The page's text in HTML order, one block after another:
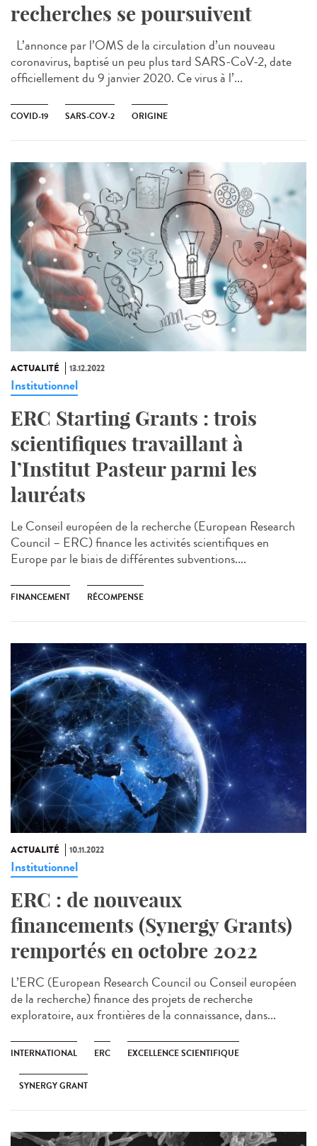
recherches se poursuivent
L’annonce par l’OMS de la circulation d’un nouveau
coronavirus, baptisé un peu plus tard SARS-CoV-2, date
officiellement du 9 janvier 2020. Ce virus à l’...
COVID-19 SARS-COV-2 ORIGINE
ACTUALITÉ 13.12.2022
Institutionnel
ERC Starting Grants : trois
scientifiques travaillant à
l’Institut Pasteur parmi les
lauréats
Le Conseil européen de la recherche (European Research
Council – ERC) finance les activités scientifiques en
Europe par le biais de différentes subventions....
FINANCEMENT RÉCOMPENSE
ACTUALITÉ 10.11.2022
Institutionnel
ERC : de nouveaux
financements (Synergy Grants)
remportés en octobre 2022
L’ERC (European Research Council ou Conseil européen
de la recherche) finance des projets de recherche
exploratoire, aux frontières de la connaissance, dans...
INTERNATIONAL ERC EXCELLENCE SCIENTIFIQUE
SYNERGY GRANT